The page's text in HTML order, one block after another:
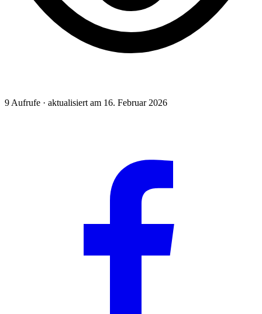
9 Aufrufe · aktualisiert am 16. Februar 2026